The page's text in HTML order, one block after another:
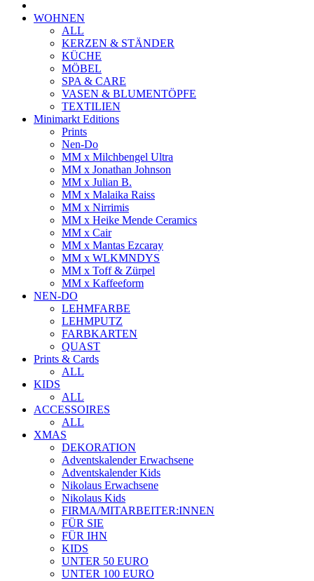
WOHNEN
ALL
KERZEN & STÄNDER
KÜCHE
MÖBEL
SPA & CARE
VASEN & BLUMENTÖPFE
TEXTILIEN
Minimarkt Editions
Prints
Nen-Do
MM x Milchbengel Ultra
MM x Jonathan Johnson
MM x Julian B.
MM x Malaika Raiss
MM x Nirrimis
MM x Heike Mende Ceramics
MM x Cair
MM x Mantas Ezcaray
MM x WLKMNDYS
MM x Toff & Zürpel
MM x Kaffeeform
NEN-DO
LEHMFARBE
LEHMPUTZ
FARBKARTEN
QUAST
Prints & Cards
ALL
KIDS
ALL
ACCESSOIRES
ALL
XMAS
DEKORATION
Adventskalender Erwachsene
Adventskalender Kids
Nikolaus Erwachsene
Nikolaus Kids
FIRMA/MITARBEITER:INNEN
FÜR SIE
FÜR IHN
KIDS
UNTER 50 EURO
UNTER 100 EURO